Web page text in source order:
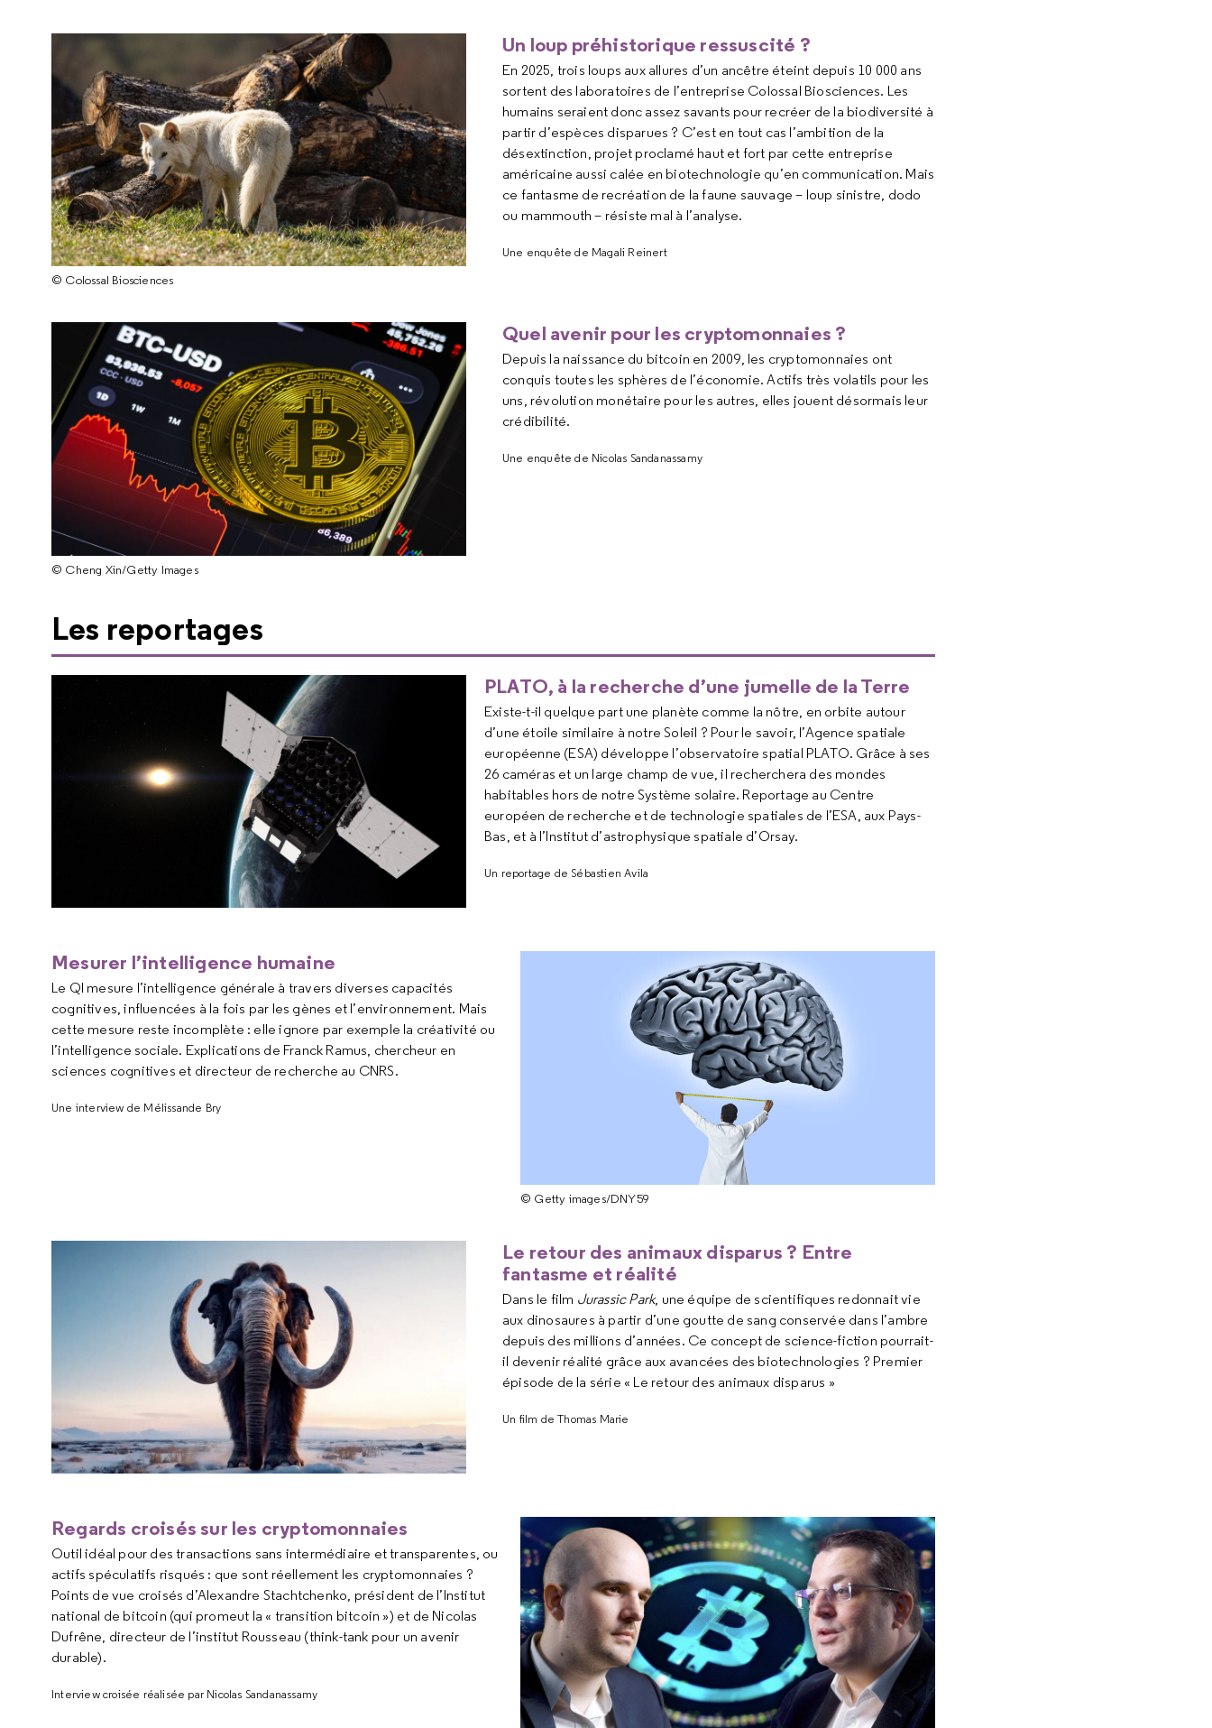
© Colossal Biosciences
Un loup préhistorique ressuscité ?
En 2025, trois loups aux allures d’un ancêtre éteint depuis 10 000 ans
sortent des laboratoires de l’entreprise Colossal Biosciences. Les
humains seraient donc assez savants pour recréer de la biodiversité à
partir d’espèces disparues ? C’est en tout cas l’ambition de la
désextinction, projet proclamé haut et fort par cette entreprise
américaine aussi calée en biotechnologie qu’en communication. Mais
ce fantasme de recréation de la faune sauvage – loup sinistre, dodo
ou mammouth – résiste mal à l’analyse.
Une enquête de Magali Reinert
© Cheng Xin/Getty Images
Quel avenir pour les cryptomonnaies ?
Depuis la naissance du bitcoin en 2009, les cryptomonnaies ont
conquis toutes les sphères de l’économie. Actifs très volatils pour les
uns, révolution monétaire pour les autres, elles jouent désormais leur
crédibilité.
Une enquête de Nicolas Sandanassamy
Les reportages
PLATO, à la recherche d’une jumelle de la Terre
Existe-t-il quelque part une planète comme la nôtre, en orbite autour
d’une étoile similaire à notre Soleil ? Pour le savoir, l’Agence spatiale
européenne (ESA) développe l’observatoire spatial PLATO. Grâce à ses
26 caméras et un large champ de vue, il recherchera des mondes
habitables hors de notre Système solaire. Reportage au Centre
européen de recherche et de technologie spatiales de l’ESA, aux Pays-
Bas, et à l’Institut d’astrophysique spatiale d’Orsay.
Un reportage de Sébastien Avila
© Getty images/DNY59
Mesurer l’intelligence humaine
Le QI mesure l’intelligence générale à travers diverses capacités
cognitives, influencées à la fois par les gènes et l’environnement. Mais
cette mesure reste incomplète : elle ignore par exemple la créativité ou
l’intelligence sociale. Explications de Franck Ramus, chercheur en
sciences cognitives et directeur de recherche au CNRS.
Une interview de Mélissande Bry
Le retour des animaux disparus ? Entre
fantasme et réalité
Dans le film Jurassic Park, une équipe de scientifiques redonnait vie
aux dinosaures à partir d’une goutte de sang conservée dans l’ambre
depuis des millions d’années. Ce concept de science-fiction pourrait-
il devenir réalité grâce aux avancées des biotechnologies ? Premier
épisode de la série « Le retour des animaux disparus »
Un film de Thomas Marie
Regards croisés sur les cryptomonnaies
Outil idéal pour des transactions sans intermédiaire et transparentes, ou
actifs spéculatifs risqués : que sont réellement les cryptomonnaies ?
Points de vue croisés d’Alexandre Stachtchenko, président de l’Institut
national de bitcoin (qui promeut la « transition bitcoin ») et de Nicolas
Dufrêne, directeur de l’institut Rousseau (think-tank pour un avenir
durable).
Interview croisée réalisée par Nicolas Sandanassamy